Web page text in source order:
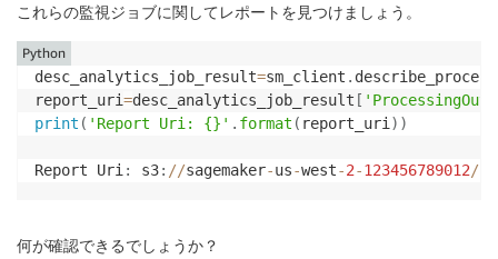
これらの監視ジョブに関してレポートを見つけましょう。
desc_analytics_job_result=sm_client .
report_uri=desc_analytics_job_result [
print ( 'Report Uri: {}' . format ( report_uri ) )
Report Uri : s3: //sagemaker-us-west-2-123456789012/
Python
何が確認できるでしょうか？